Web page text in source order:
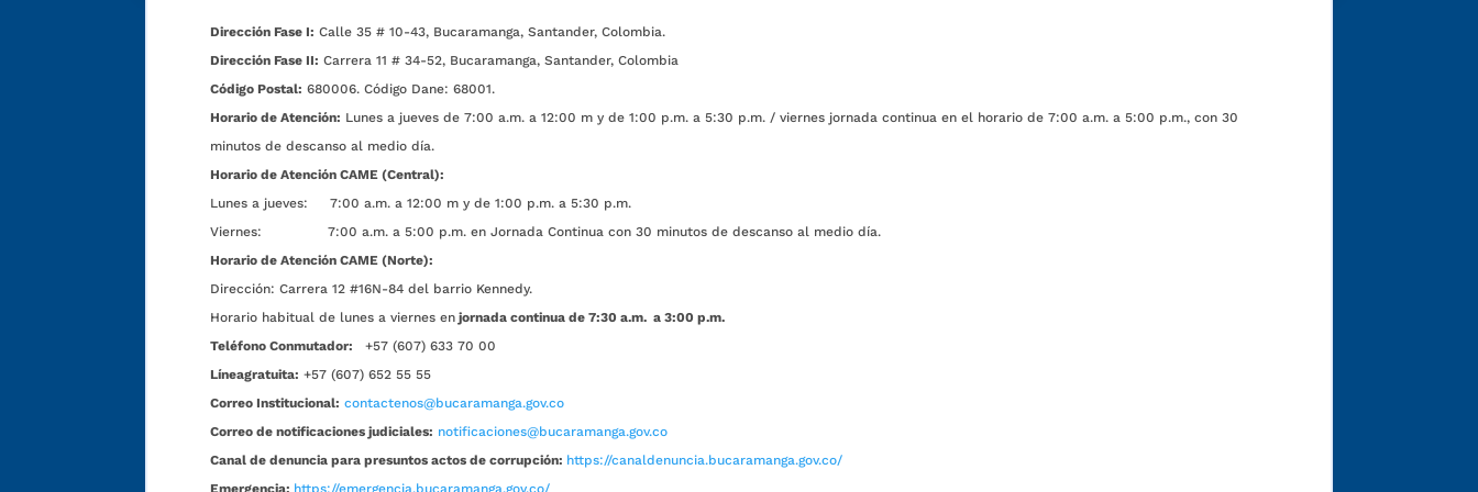
Dirección Fase I: Calle 35 # 10-43, Bucaramanga, Santander, Colombia.
Dirección Fase II: Carrera 11 # 34-52, Bucaramanga, Santander, Colombia
Código Postal: 680006. Código Dane: 68001.
Horario de Atención: Lunes a jueves de 7:00 a.m. a 12:00 m y de 1:00 p.m. a 5:30 p.m. / viernes jornada continua en el horario de 7:00 a.m. a 5:00 p.m., con 30
minutos de descanso al medio día.
Horario de Atención CAME (Central):
Lunes a jueves: 7:00 a.m. a 12:00 m y de 1:00 p.m. a 5:30 p.m.
Viernes: 7:00 a.m. a 5:00 p.m. en Jornada Continua con 30 minutos de descanso al medio día.
Horario de Atención CAME (Norte):
Dirección: Carrera 12 #16N-84 del barrio Kennedy.
Horario habitual de lunes a viernes en jornada continua de 7:30 a.m. a 3:00 p.m.
Teléfono Conmutador:
+57 (607) 633 70 00
Líneagratuita: +57 (607) 652 55 55
Correo Institucional: contactenos@bucaramanga.gov.co
Correo de notificaciones judiciales: notificaciones@bucaramanga.gov.co
Canal de denuncia para presuntos actos de corrupción: https://canaldenuncia.bucaramanga.gov.co/